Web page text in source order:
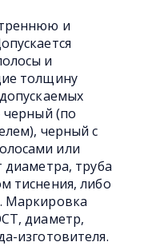
и
и
толщину
черный (по
черный с
или
труба
тиснения, либо
Маркировка
диаметр,
изготовителя.